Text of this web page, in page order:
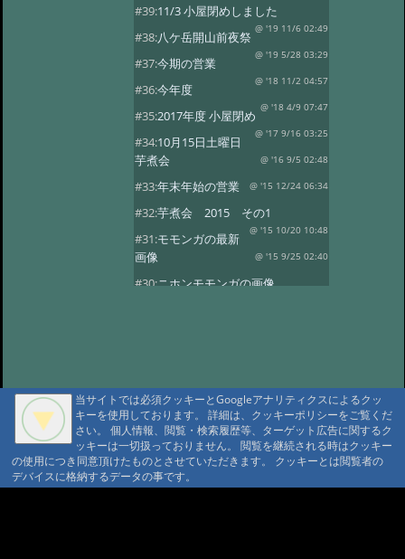
#39:11/3 小屋閉めしました
@ '19 11/6 02:49
#38:八ケ岳開山前夜祭
@ '19 5/28 03:29
#37:今期の営業
@ '18 11/2 04:57
#36:今年度
@ '18 4/9 07:47
#35:2017年度 小屋閉め
@ '17 9/16 03:25
#34:10月15日土曜日
芋煮会
@ '16 9/5 02:48
#33:年末年始の営業 @ '15 12/24 06:34
#32:芋煮会 2015 その1
@ '15 10/20 10:48
#31:モモンガの最新
画像
@ '15 9/25 02:40
#30:ニホンモモンガの画像
#26:芋煮会2 @ '14 10/27 21:06
#7:芋煮会 @ '14 10/8 21:29
#7:今年も宜しくお願い致します
#6:ヤマネの冬眠写真
当サイトでは必須クッキーとGoogleアナリティクスによるクッ
キーを使用しております。 詳細は、クッキーポリシーをご覧くだ
さい。 個人情報、閲覧・検索履歴等、ターゲット広告に関するク
ッキーは一切扱っておりません。 閲覧を継続される時はクッキー
の使用につき同意頂けたものとさせていただきます。 クッキーとは閲覧者の
デバイスに格納するデータの事です。